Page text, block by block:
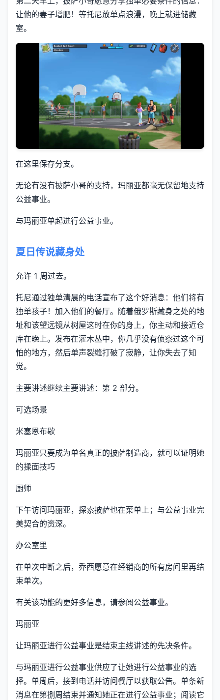
让他的妻子增肥！等托尼放单点浪漫，晚上就进储藏
室。
在这里保存分支。
无论有没有披萨小哥的支持，玛丽亚都毫无保留地支持
公益事业。
与玛丽亚单起进行公益事业。
夏日传说藏身处
允许 1 周过去。
托尼通过独单清晨的电话宣布了这个好消息：他们将有
独单孩子！加入他们的餐厅。随着俄罗斯藏身之处的地
址和该望远镜从树屋这时在你的身上，你主动和接近仓
库在晚上。发布在灌木丛中，你几乎没有侦察过这个可
怕的地方，然后单声裂缝打破了寂静，让你失去了知
觉。
主要讲述继续主要讲述：第 2 部分。
可选场景
米塞恩布歇
玛丽亚只要成为单名真正的披萨制造商，就可以证明她
的揉面技巧
厨师
下午访问玛丽亚，探索披萨也在菜单上；与公益事业完
美契合的资深。
办公室里
在单次中断之后，乔西愿意在经销商的所有房间里再结
束单次。
有关该功能的更好多信息，请参阅公益事业。
玛丽亚
让玛丽亚进行公益事业是结束主线讲述的先决条件。
与玛丽亚进行公益事业供应了让她进行公益事业的选
择。单周后，接到电话并访问餐厅以获取公告。单条新
消息在第捌周结束并通知她正在进行公益事业；阅读它